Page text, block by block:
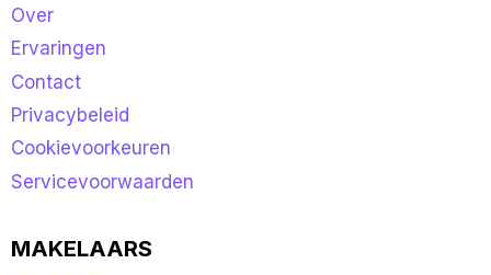
Over
Ervaringen
Contact
Privacybeleid
Cookievoorkeuren
Servicevoorwaarden
MAKELAARS